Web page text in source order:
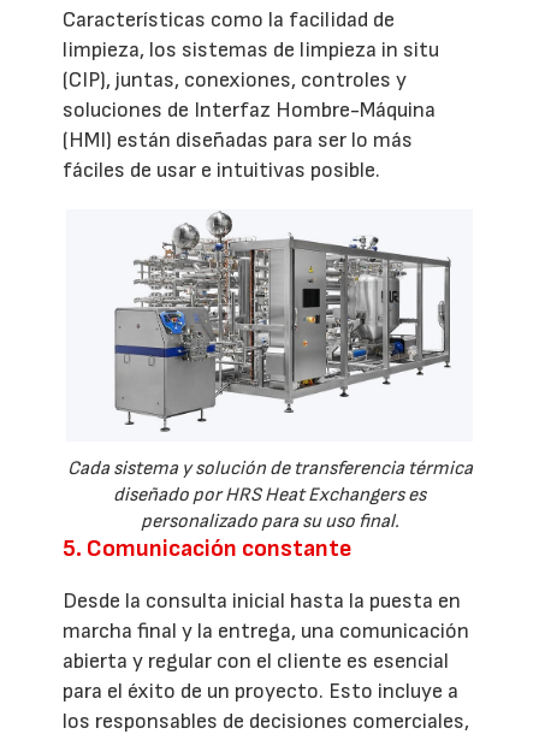
Características como la facilidad de
limpieza, los sistemas de limpieza in situ
(CIP), juntas, conexiones, controles y
soluciones de Interfaz Hombre-Máquina
(HMI) están diseñadas para ser lo más
fáciles de usar e intuitivas posible.
Cada sistema y solución de transferencia térmica
diseñado por HRS Heat Exchangers es
personalizado para su uso final.
5. Comunicación constante
Desde la consulta inicial hasta la puesta en
marcha final y la entrega, una comunicación
abierta y regular con el cliente es esencial
para el éxito de un proyecto. Esto incluye a
los responsables de decisiones comerciales,